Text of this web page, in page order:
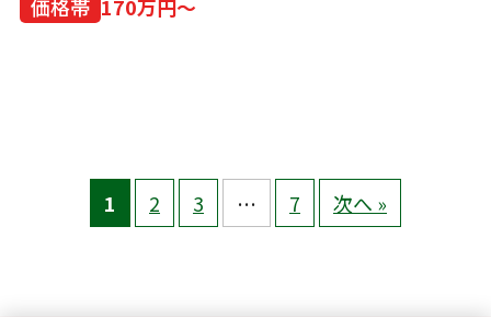
価格帯 170万円～
1 2 3 … 7 次へ »